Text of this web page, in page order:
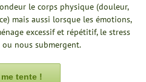
le corps physique (douleur,
mais aussi lorsque les émotions,
excessif et répétitif, le stress
nous submergent.
me tente !